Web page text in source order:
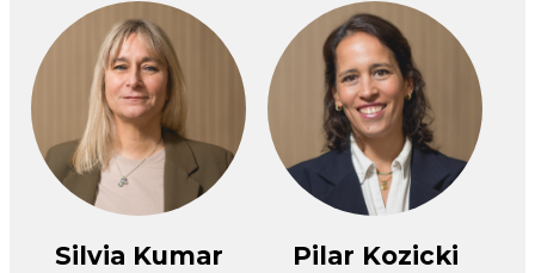
Silvia Kumar Pilar Kozicki